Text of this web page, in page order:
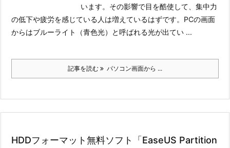
います。その影響で目を酷使して、集中力
の低下や疲労を感じている人は増えているはずです。 PCの画面
からはブルーライト（青色光）と呼ばれる光が出てい ...
記事を読む パソコン画面から ...
HDDフォーマット無料ソフト「EaseUS Partition